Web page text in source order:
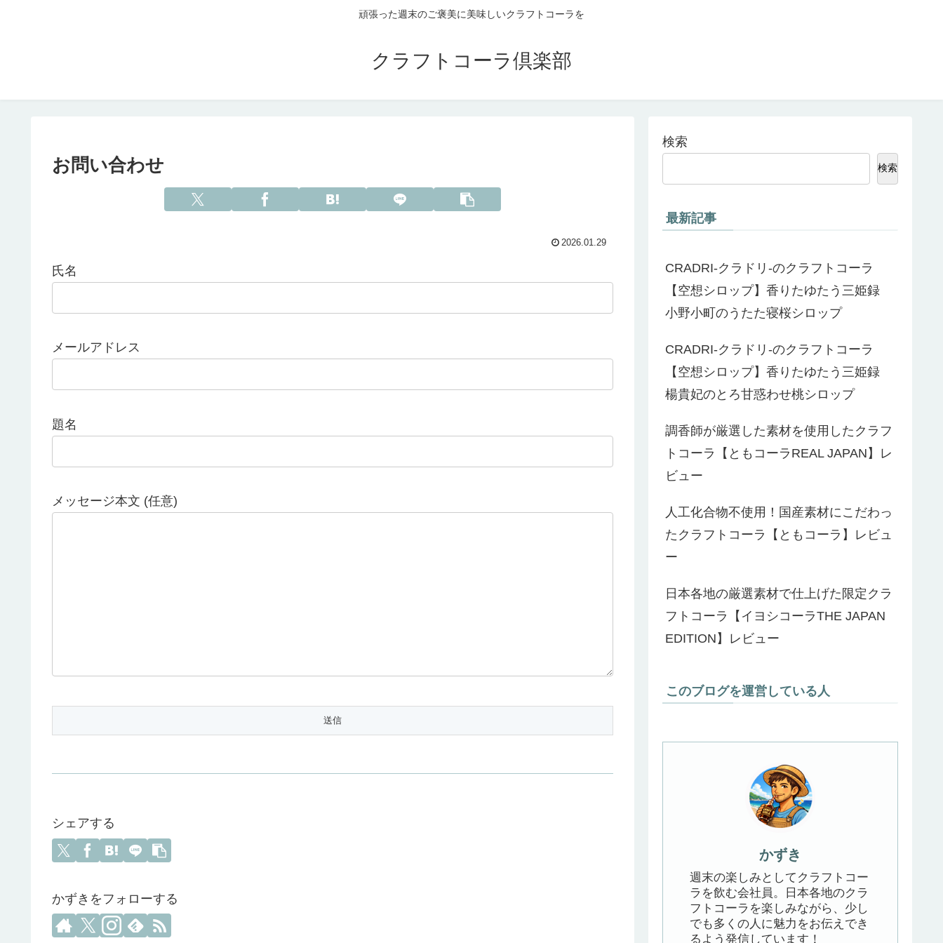
頑張った週末のご褒美に美味しいクラフトコーラを
クラフトコーラ倶楽部
お問い合わせ
2026.01.29
氏名
メールアドレス
題名
メッセージ本文 (任意)
シェアする
かずきをフォローする
検索
検索
最新記事
CRADRI-クラドリ-のクラフトコーラ
【空想シロップ】香りたゆたう三姫録
小野小町のうたた寝桜シロップ
CRADRI-クラドリ-のクラフトコーラ
【空想シロップ】香りたゆたう三姫録
楊貴妃のとろ甘惑わせ桃シロップ
調香師が厳選した素材を使用したクラフ
トコーラ【ともコーラREAL JAPAN】レ
ビュー
人工化合物不使用！国産素材にこだわっ
たクラフトコーラ【ともコーラ】レビュ
ー
日本各地の厳選素材で仕上げた限定クラ
フトコーラ【イヨシコーラTHE JAPAN
EDITION】レビュー
このブログを運営している人
かずき
週末の楽しみとしてクラフトコー
ラを飲む会社員。日本各地のクラ
フトコーラを楽しみながら、少し
でも多くの人に魅力をお伝えでき
るよう発信しています！